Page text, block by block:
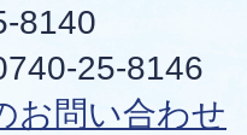
8140
25-8146
お問い合わせ